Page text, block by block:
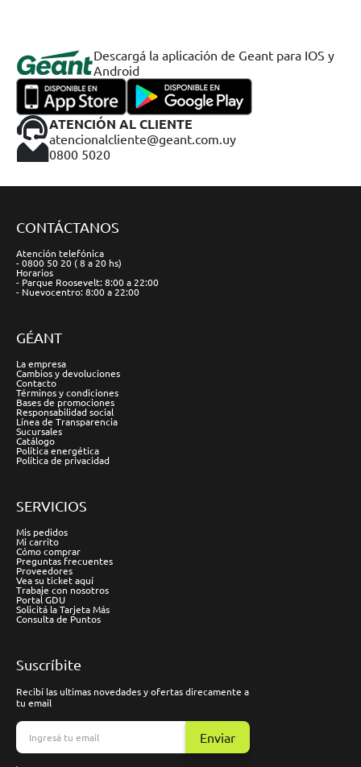
Descargá la aplicación de Geant para IOS y
Android
ATENCIÓN AL CLIENTE
atencionalcliente@geant.com.uy
0800 5020
CONTÁCTANOS
Atención telefónica
- 0800 50 20 ( 8 a 20 hs)
Horarios
- Parque Roosevelt: 8:00 a 22:00
- Nuevocentro: 8:00 a 22:00
GÉANT
La empresa
Cambios y devoluciones
Contacto
Términos y condiciones
Bases de promociones
Responsabilidad social
Línea de Transparencia
Sucursales
Catálogo
Política energética
Política de privacidad
SERVICIOS
Mis pedidos
Mi carrito
Cómo comprar
Preguntas frecuentes
Proveedores
Vea su ticket aquí
Trabaje con nosotros
Portal GDU
Solicitá la Tarjeta Más
Consulta de Puntos
Suscríbite
Recibí las ultimas novedades y ofertas direcamente a
tu email
Enviar